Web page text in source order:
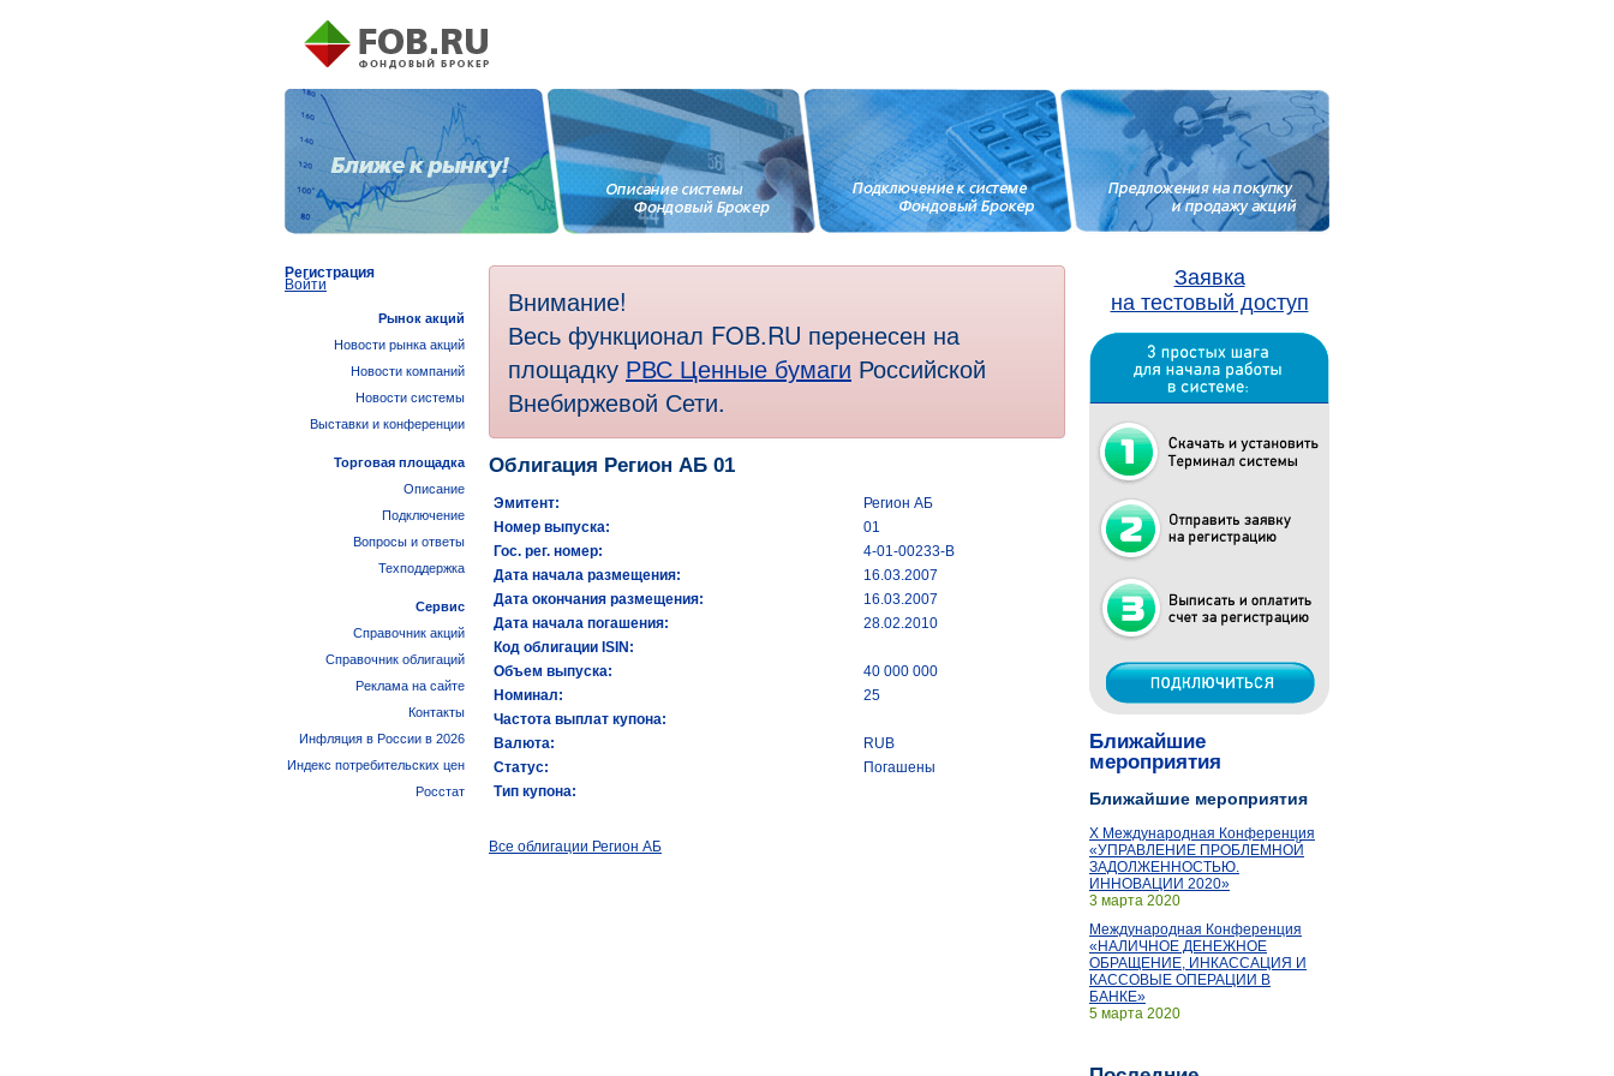
Внимание!
Весь функционал FOB.RU перенесен на
площадку РВС Ценные бумаги Российской
Внебиржевой Сети.
Облигация Регион АБ 01
Эмитент:
Регион АБ
Номер выпуска:
01
Гос. рег. номер:
4-01-00233-В
Дата начала размещения:
16.03.2007
Дата окончания размещения:
16.03.2007
Дата начала погашения:
28.02.2010
Код облигации ISIN:
Объем выпуска:
40 000 000
Номинал:
25
Частота выплат купона:
Валюта:
RUB
Статус:
Погашены
Тип купона:
Все облигации Регион АБ
Заявка
на тестовый доступ
Ближайшие
мероприятия
Ближайшие мероприятия
X Международная Конференция
«УПРАВЛЕНИЕ ПРОБЛЕМНОЙ
ЗАДОЛЖЕННОСТЬЮ.
ИННОВАЦИИ 2020»
3 марта 2020
Международная Конференция
«НАЛИЧНОЕ ДЕНЕЖНОЕ
ОБРАЩЕНИЕ, ИНКАССАЦИЯ И
КАССОВЫЕ ОПЕРАЦИИ В
БАНКЕ»
5 марта 2020
Регистрация
Войти
Рынок акций
Новости рынка акций
Новости компаний
Новости системы
Выставки и конференции
Торговая площадка
Описание
Подключение
Вопросы и ответы
Техподдержка
Сервис
Справочник акций
Справочник облигаций
Реклама на сайте
Контакты
Инфляция в России в 2026
Индекс потребительских цен
Росстат